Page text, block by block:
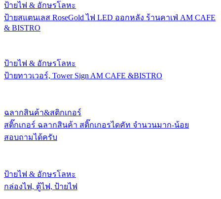
ป้ายไฟ & อักษรโลหะ
ป้ายสแตนเลส RoseGold ไฟ LED ออกหลัง ร้านคาเฟ่ AM CAFE
& BISTRO
ป้ายไฟ & อักษรโลหะ
ป้ายทาวเวอร์, Tower Sign AM CAFE &BISTRO
ฉลากสินค้า&สติกเกอร์
สติ๊กเกอร์ ฉลากสินค้า สติ๊กเกอรไดคัท จำนวนมาก-น้อย
สอบถามได้ครับ
ป้ายไฟ & อักษรโลหะ
กล่องไฟ, ตู้ไฟ, ป้ายไฟ